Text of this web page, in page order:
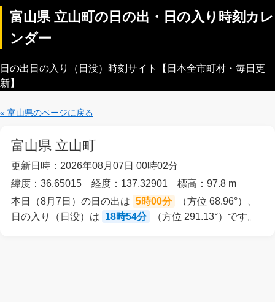
富山県 立山町の日の出・日の入り時刻カレ
ンダー
日の出日の入り（日没）時刻サイト【日本全市町村・毎日更
新】
« 富山県のページに戻る
富山県 立山町
更新日時：2026年08月07日 00時02分
緯度：36.65015 経度：137.32901 標高：97.8 m
本日（8月7日）の日の出は 5時00分
（方位 68.96°）、
日の入り（日没）は
18時54分 （方位 291.13°）です。